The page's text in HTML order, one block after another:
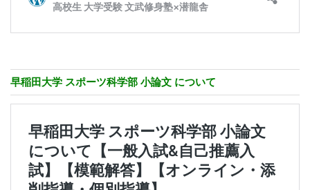
早稲田大学 スポーツ科学部 小論文 について